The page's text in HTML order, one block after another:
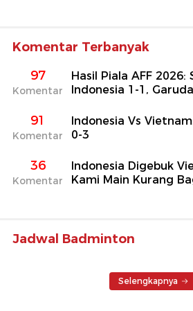
Komentar Terbanyak
97
Komentar
Hasil Piala AFF 2026:
Indonesia 1-1,
91
Komentar
Indonesia Vs
0-3
36
Komentar
Indonesia Digebuk
Kami Main Kurang
Jadwal Badminton
Selengkapnya